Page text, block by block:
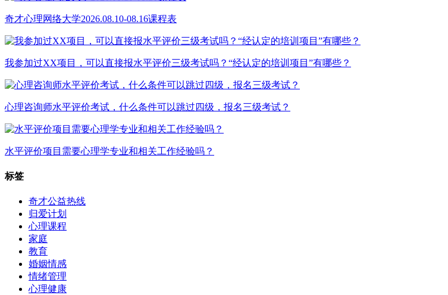
奇才心理网络大学2026.08.10-08.16课程表
我参加过XX项目，可以直接报水平评价三级考试吗？“经认定的培训项目”有哪些？
心理咨询师水平评价考试，什么条件可以跳过四级，报名三级考试？
水平评价项目需要心理学专业和相关工作经验吗？
标签
奇才公益热线
归爱计划
心理课程
家庭
教育
婚姻情感
情绪管理
心理健康